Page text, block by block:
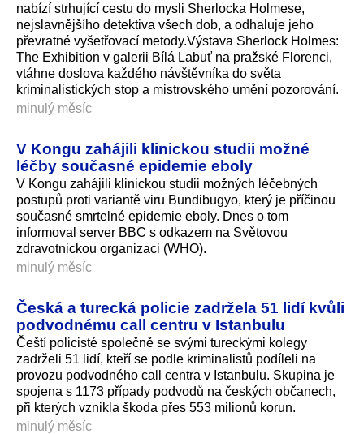
nabízí strhující cestu do mysli Sherlocka Holmese,
nejslavnějšího detektiva všech dob, a odhaluje jeho
převratné vyšetřovací metody.Výstava Sherlock Holmes:
The Exhibition v galerii Bílá Labuť na pražské Florenci,
vtáhne doslova každého návštěvníka do světa
kriminalistických stop a mistrovského umění pozorování.
minulý měsíc
V Kongu zahájili klinickou studii možné
léčby současné epidemie eboly
V Kongu zahájili klinickou studii možných léčebných
postupů proti variantě viru Bundibugyo, který je příčinou
současné smrtelné epidemie eboly. Dnes o tom
informoval server BBC s odkazem na Světovou
zdravotnickou organizaci (WHO).
minulý měsíc
Česká a turecká policie zadržela 51 lidí kvůli
podvodnému call centru v Istanbulu
Čeští policisté společně se svými tureckými kolegy
zadrželi 51 lidí, kteří se podle kriminalistů podíleli na
provozu podvodného call centra v Istanbulu. Skupina je
spojena s 1173 případy podvodů na českých občanech,
při kterých vznikla škoda přes 553 milionů korun.
minulý měsíc